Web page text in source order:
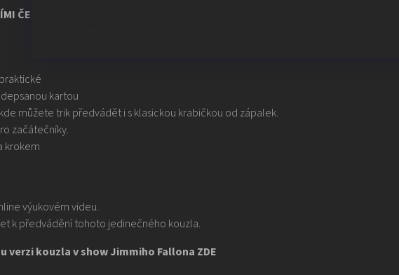
ČESKÝMI ZÁPALKAMI.
kartou
můžete trik předvádět i s klasickou krabičkou od zápalek.
začátečníky.
krokem
výukovém videu.
k předvádění tohoto jedinečného kouzla.
verzi kouzla v show Jimmiho Fallona ZDE